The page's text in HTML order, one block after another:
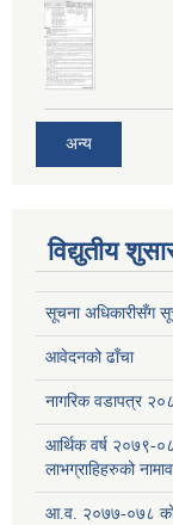
अन्य
विद्युतीय
सूचना अधिकारीसँग
आवेदनको ढाँचा
नागरिक वडापत्र
आर्थिक वर्ष २०७९-
लाभग्राहिहरुको
आ.व. २०७७-०७८ को